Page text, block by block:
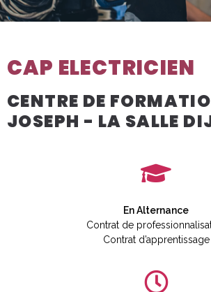
CAP ELECTRICIEN
CENTRE DE
JOSEPH - LA SALLE
En Alternance
Contrat de
Contrat d’apprentissage